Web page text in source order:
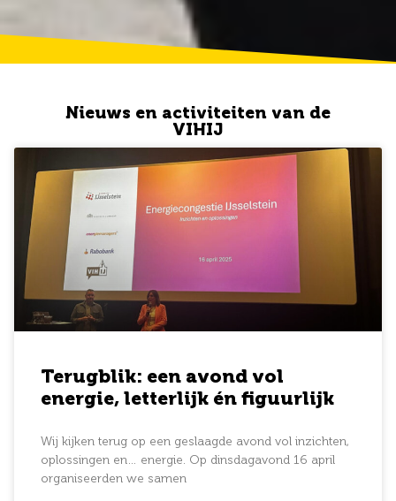
Nieuws en activiteiten van de
VIHIJ
Terugblik: een avond vol
energie, letterlijk én figuurlijk
Wij kijken terug op een geslaagde avond vol inzichten,
oplossingen en… energie. Op dinsdagavond 16 april
organiseerden we samen